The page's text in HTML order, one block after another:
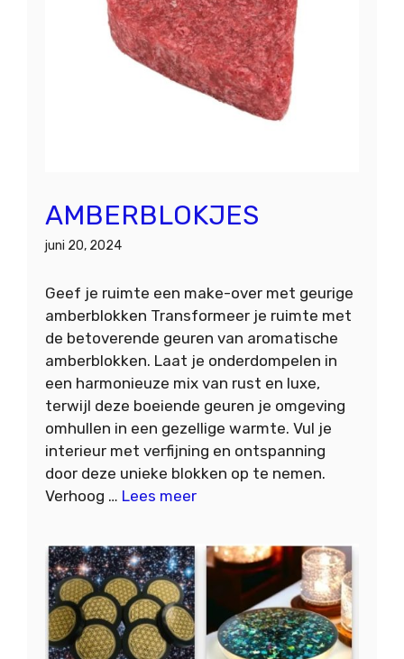
AMBERBLOKJES
juni 20, 2024
Geef je ruimte een make-over met geurige
amberblokken Transformeer je ruimte met
de betoverende geuren van aromatische
amberblokken. Laat je onderdompelen in
een harmonieuze mix van rust en luxe,
terwijl deze boeiende geuren je omgeving
omhullen in een gezellige warmte. Vul je
interieur met verfijning en ontspanning
door deze unieke blokken op te nemen.
Verhoog … Lees meer